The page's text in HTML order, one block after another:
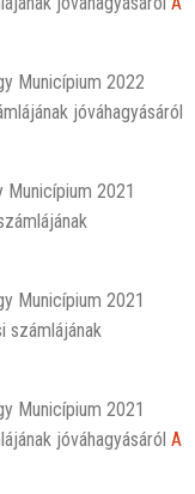
Municípium 2022
jóváhagyásáról
2021
Municípium 2021
számlájának
Municípium 2021
jóváhagyásáról A